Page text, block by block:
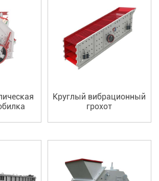
Круглый вибрационный
грохот